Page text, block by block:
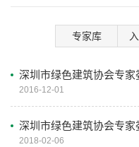
专家库
深圳市绿色建筑协会专
2016-12-01
深圳市绿色建筑协会专
2018-02-06